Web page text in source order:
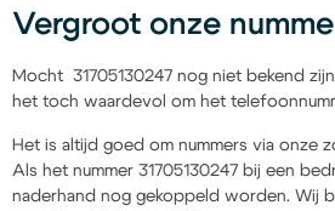
Vergroot onze
Mocht 31705130247 nog niet bekend
het toch waardevol om het
Het is altijd goed om nummers via onze
Als het nummer 31705130247 bij een
naderhand nog gekoppeld worden. Wij